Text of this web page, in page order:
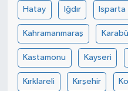
Hatay Iğdır Isparta
Kahramanmaraş
Kastamonu Kayseri
Kırklareli Kırşehir